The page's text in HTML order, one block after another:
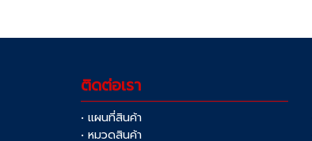
ติดต่อเรา
• แผนที่สินค้า
• หมวดสินค้า